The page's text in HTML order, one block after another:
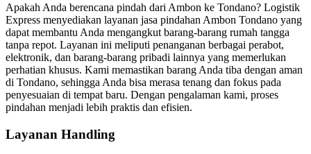
Apakah Anda berencana pindah dari Ambon ke Tondano? Logistik
Express menyediakan layanan jasa pindahan Ambon Tondano yang
dapat membantu Anda mengangkut barang-barang rumah tangga
tanpa repot. Layanan ini meliputi penanganan berbagai perabot,
elektronik, dan barang-barang pribadi lainnya yang memerlukan
perhatian khusus. Kami memastikan barang Anda tiba dengan aman
di Tondano, sehingga Anda bisa merasa tenang dan fokus pada
penyesuaian di tempat baru. Dengan pengalaman kami, proses
pindahan menjadi lebih praktis dan efisien.
Layanan Handling